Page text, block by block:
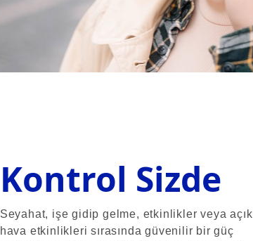
Kontrol Sizde
Seyahat, işe gidip gelme, etkinlikler veya açık
hava etkinlikleri sırasında güvenilir bir güç